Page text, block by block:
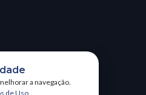
a navegação.
de Uso